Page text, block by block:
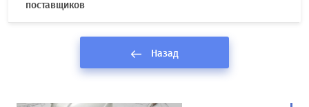
поставщиков
Назад